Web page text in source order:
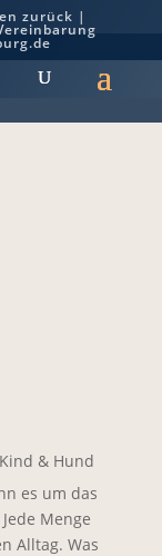
zurück |
Kind & Hund
es um das
Menge
Alltag. Was